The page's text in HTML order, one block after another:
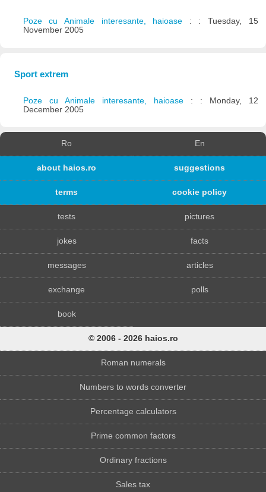
Poze cu Animale interesante, haioase : : Tuesday, 15
November 2005
Sport extrem
Poze cu Animale interesante, haioase : : Monday, 12
December 2005
Ro En
about haios.ro suggestions
terms cookie policy
tests pictures
jokes facts
messages articles
exchange polls
book
© 2006 - 2026 haios.ro
Roman numerals
Numbers to words converter
Percentage calculators
Prime common factors
Ordinary fractions
Sales tax